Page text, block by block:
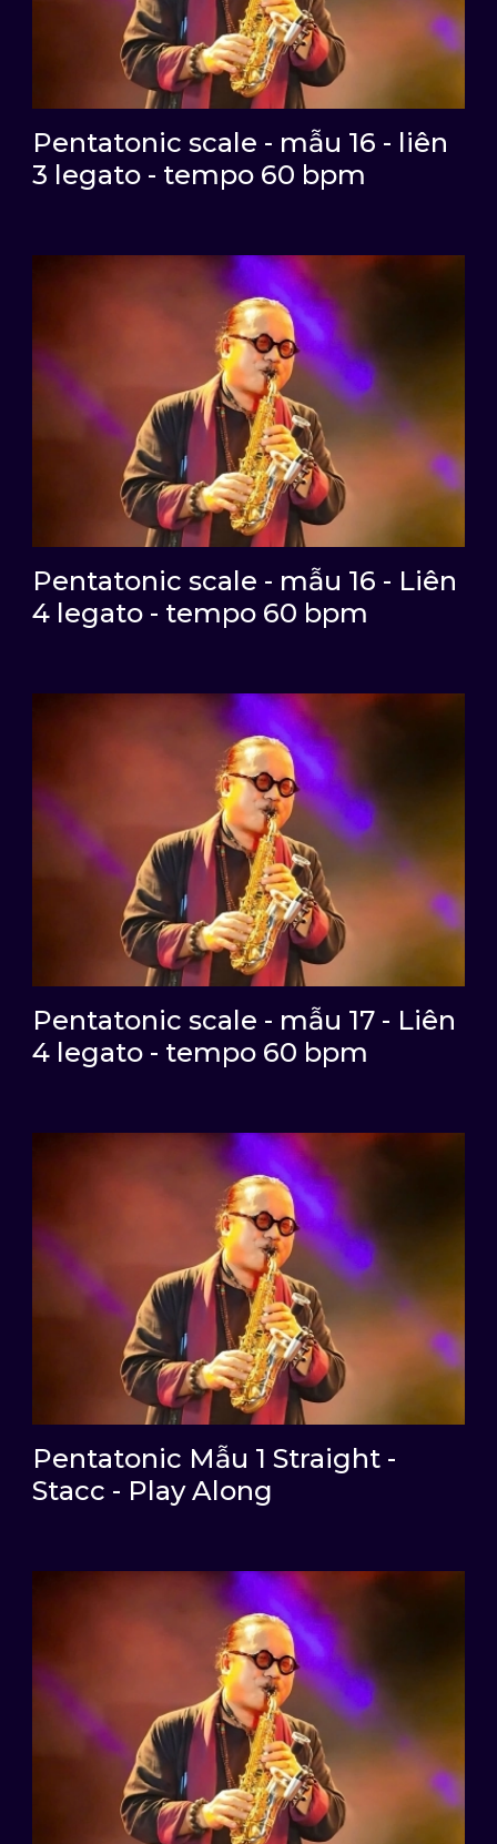
Pentatonic scale - mẫu 16 - liên
3 legato - tempo 60 bpm
Pentatonic scale - mẫu 16 - Liên
4 legato - tempo 60 bpm
Pentatonic scale - mẫu 17 - Liên
4 legato - tempo 60 bpm
Pentatonic Mẫu 1 Straight -
Stacc - Play Along